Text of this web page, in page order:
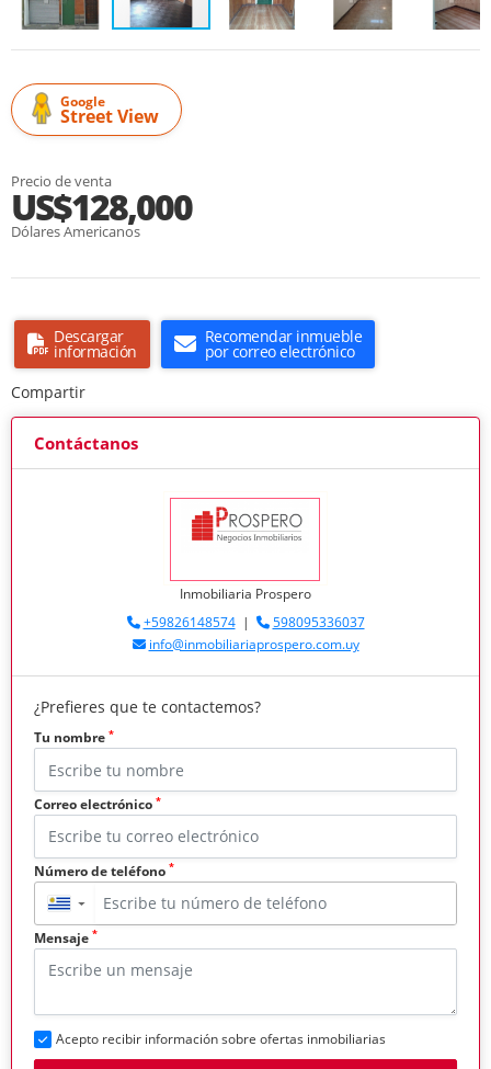
Google
Street View
Precio de venta
US$128,000
Dólares Americanos
Descargar
información
Recomendar inmueble
por correo electrónico
Compartir
Contáctanos
Inmobiliaria Prospero
+59826148574|
598095336037
info@inmobiliariaprospero.com.uy
¿Prefieres que te contactemos?
Tu nombre *
Correo electrónico *
Número de teléfono *
▼
Mensaje *
Acepto recibir información sobre ofertas inmobiliarias